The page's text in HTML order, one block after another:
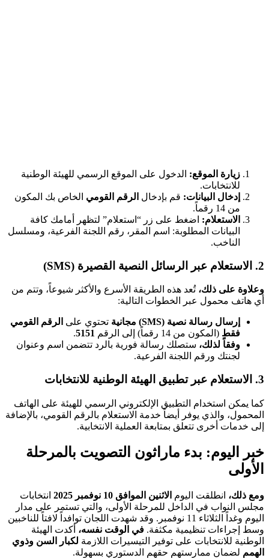
زيارة الموقع: الدخول على الموقع الرسمي للهيئة الوطنية
للانتخابات.
إدخال البيانات: قم بإدخال الرقم القومي الخاص بك المكون
من 14 رقماً.
الاستعلام: اضغط على زر “استعلام” لتظهر أمامك كافة
البيانات المطلوبة: اسم المقر، رقم اللجنة الفرعية، ومسلسل
الناخب.
2. الاستعلام عبر الرسائل النصية القصيرة (SMS)
وعلاوة على ذلك، تُعد هذه الطريقة الأسرع والأكثر شيوعاً، وتتم من
أي هاتف محمول عبر الخطوات التالية:
إرسال رسالة نصية (SMS) مجانية تحتوي على الرقم القومي
فقط (المكون من 14 رقماً) إلى الرقم 5151
.
وفقاً لذلك، ستصلك رسالة فورية بالرد تتضمن اسم وعنوان
لجنتك ورقم اللجنة الفرعية.
3. الاستعلام عبر تطبيق الهيئة الوطنية للانتخابات
كما يمكن استخدام التطبيق الإلكتروني الرسمي للهيئة على الهاتف
المحمول، والذي يوفر أيضاً خدمة الاستعلام بالرقم القومي، بالإضافة
إلى خدمات أخرى تتعلق بمتابعة العملية الانتخابية.
خبر اليوم: بدء ماراثون التصويت بالمرحلة
الأولى
ومع ذلك، انطلقت اليوم الاثنين الموافق 10 نوفمبر 2025
انتخابات
مجلس النواب في الداخل للمرحلة الأولى، والتي تستمر على مدار
اليوم وغداً الثلاثاء 11 نوفمبر. وقد شهدت اللجان توافداً لافتاً للناخبين
وسط إجراءات تنظيمية مكثفة. في الوقت نفسه، أكدت الهيئة
الوطنية للانتخابات على توفير التيسيرات اللازمة لكبار السن وذوي
الهمم لضمان ممارستهم حقهم الدستوري بسهولة.